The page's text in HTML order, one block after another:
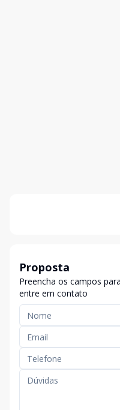
Proposta
Preencha os campos
entre em contato